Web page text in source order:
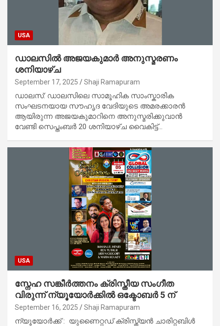
USA
ഡാലസിൽ അജയകുമാർ അനുസ്മരണം
ശനിയാഴ്ച
September 17, 2025 Shaji Ramapuram
ഡാലസ്: ഡാലസിലെ സാമൂഹിക സാംസ്കാരിക
സംഘടനയായ സൗഹൃദ വേദിയുടെ അമരക്കാരൻ
ആയിരുന്ന അജയകുമാറിനെ അനുസ്മരിക്കുവാൻ
വേണ്ടി സെപ്തംബർ 20 ശനിയാഴ്ച വൈകിട്ട്…
USA
സ്നേഹ സങ്കീർത്തനം ക്രിസ്തീയ സംഗീത
വിരുന്ന് ന്യൂയോർക്കിൽ ഒക്ടോബർ 5 ന്
September 16, 2025 Shaji Ramapuram
ന്യൂയോർക്ക് : യുണൈറ്റഡ് ക്രിസ്ത്യൻ ചാരിറ്റബിൾ